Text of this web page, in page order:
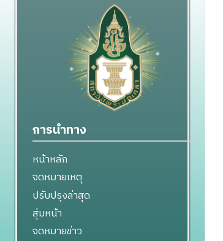
การนำทาง
หน้าหลัก
จดหมายเหตุ
ปรับปรุงล่าสุด
สุ่มหน้า
จดหมายข่าว